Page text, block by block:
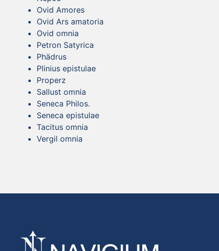
Ovid Amores
Ovid Ars amatoria
Ovid omnia
Petron Satyrica
Phädrus
Plinius epistulae
Properz
Sallust omnia
Seneca Philos.
Seneca epistulae
Tacitus omnia
Vergil omnia